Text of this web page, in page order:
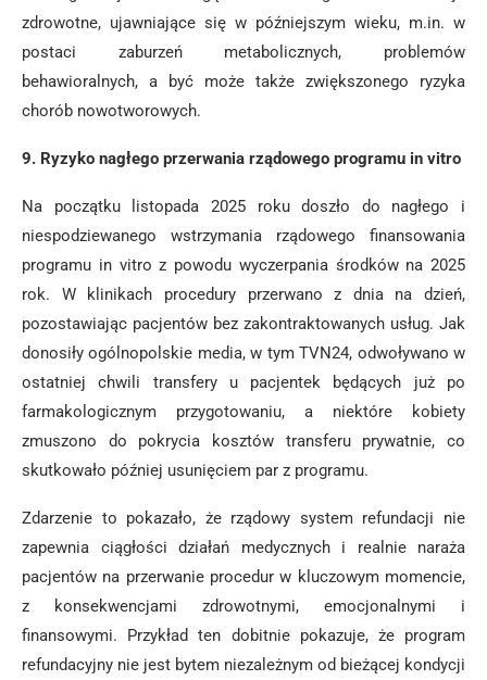
zdrowotne, ujawniające się w późniejszym wieku, m.in. w
postaci zaburzeń metabolicznych, problemów
behawioralnych, a być może także zwiększonego ryzyka
chorób nowotworowych.
9. Ryzyko nagłego przerwania rządowego programu in vitro
Na początku listopada 2025 roku doszło do nagłego i
niespodziewanego wstrzymania rządowego finansowania
programu in vitro z powodu wyczerpania środków na 2025
rok. W klinikach procedury przerwano z dnia na dzień,
pozostawiając pacjentów bez zakontraktowanych usług. Jak
donosiły ogólnopolskie media, w tym TVN24, odwoływano w
ostatniej chwili transfery u pacjentek będących już po
farmakologicznym przygotowaniu, a niektóre kobiety
zmuszono do pokrycia kosztów transferu prywatnie, co
skutkowało później usunięciem par z programu.
Zdarzenie to pokazało, że rządowy system refundacji nie
zapewnia ciągłości działań medycznych i realnie naraża
pacjentów na przerwanie procedur w kluczowym momencie,
z konsekwencjami zdrowotnymi, emocjonalnymi i
finansowymi. Przykład ten dobitnie pokazuje, że program
refundacyjny nie jest bytem niezależnym od bieżącej kondycji